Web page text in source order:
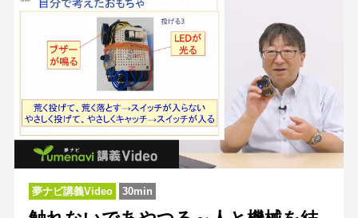
夢ナビ講義Video 30min